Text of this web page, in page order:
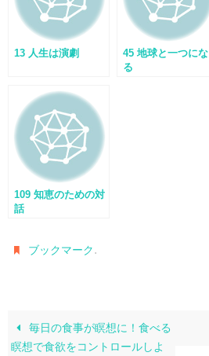
13 人生は演劇
45 地球と一つにな
る
109 知恵のための対
話
ブックマーク.
毎日の食事が瞑想に！食べる
瞑想で食欲をコントロールしよ